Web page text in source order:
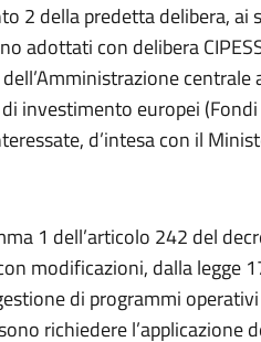
2 della predetta delibera, ai
adottati con delibera
investimento europei
d’intesa con il
1 dell’articolo 242 del
modificazioni, dalla legge
di programmi
richiedere